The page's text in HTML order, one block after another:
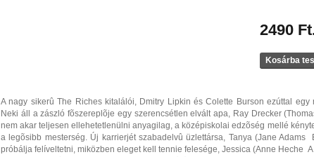
2490
Kosárba
A nagy sikerû The Riches kitalálói, Dmitry Lipkin és Colette Burson ezúttal egy
Neki áll a zászló fõszereplõje egy szerencsétlen elvált apa, Ray Drecker
nem akar teljesen ellehetetlenülni anyagilag, a középiskolai edzõség mellé
a legõsibb mesterség. Új karrierjét szabadelvû üzlettársa, Tanya (Jane Adams
próbálja felíveltetni, miközben eleget kell tennie felesége, Jessica (Anne Heche 